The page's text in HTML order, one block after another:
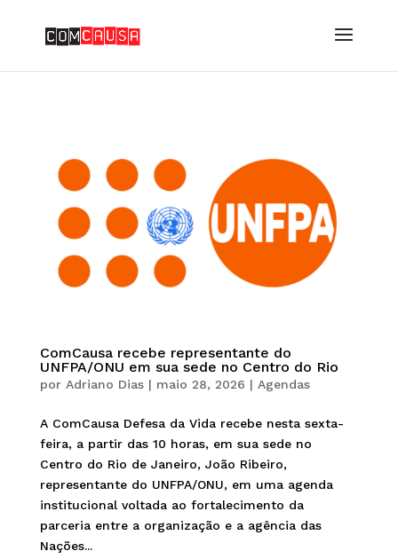
ComCausa recebe representante do
UNFPA/ONU em sua sede no Centro do Rio
por Adriano Dias| maio 28, 2026 | Agendas
A ComCausa Defesa da Vida recebe nesta sexta-
feira, a partir das 10 horas, em sua sede no
Centro do Rio de Janeiro, João Ribeiro,
representante do UNFPA/ONU, em uma agenda
institucional voltada ao fortalecimento da
parceria entre a organização e a agência das
Nações...